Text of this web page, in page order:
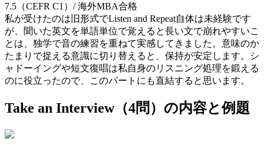
7.5（CEFR C1）/ 海外MBA合格
私が受けたのは旧形式でListen and Repeat自体は未経験です
が、聞いた英文を単語単位で覚えると長い文で崩れやすいこ
とは、独学で音の練習を重ねて実感してきました。意味のか
たまりで捉える意識に切り替えると、保持が安定します。シ
ャドーイングや短文復唱は私自身のリスニング処理を鍛える
のに役立ったので、このパートにも直結すると思います。
Take an Interview（4問）の内容と例題